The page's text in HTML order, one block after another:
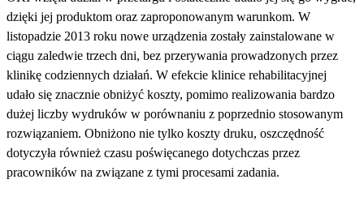
dzięki jej produktom oraz zaproponowanym warunkom. W
listopadzie 2013 roku nowe urządzenia zostały zainstalowane w
ciągu zaledwie trzech dni, bez przerywania prowadzonych przez
klinikę codziennych działań. W efekcie klinice rehabilitacyjnej
udało się znacznie obniżyć koszty, pomimo realizowania bardzo
dużej liczby wydruków w porównaniu z poprzednio stosowanym
rozwiązaniem. Obniżono nie tylko koszty druku, oszczędność
dotyczyła również czasu poświęcanego dotychczas przez
pracowników na związane z tymi procesami zadania.